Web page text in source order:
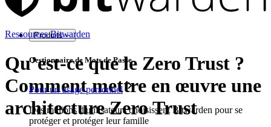
Produits
Gestionnaire de Mots de Passe
Pour un usage personnel
Des millions d'utilisateurs choisissent Bitwarden pour se
protéger et protéger leur famille
Ressources Bitwarden
Qu’est-ce que le Zero Trust ?
Comment mettre en œuvre une
architecture Zero Trust